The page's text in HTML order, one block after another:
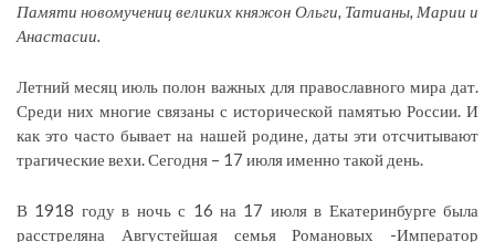
Памяти новомучениц великих княжон Ольги, Татианы, Марии и
Анастасии.
Летний месяц июль полон важных для православного мира дат.
Среди них многие связаны с исторической памятью России. И
как это часто бывает на нашей родине, даты эти отсчитывают
трагические вехи. Сегодня – 17 июля именно такой день.
В 1918 году в ночь с 16 на 17 июля в Екатеринбурге была
расстреляна Августейшая семья Романовых -Император